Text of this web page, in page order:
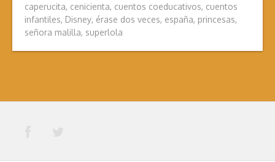
caperucita, cenicienta, cuentos coeducativos, cuentos
infantiles, Disney, érase dos veces, españa, princesas,
señora malilla, superlola